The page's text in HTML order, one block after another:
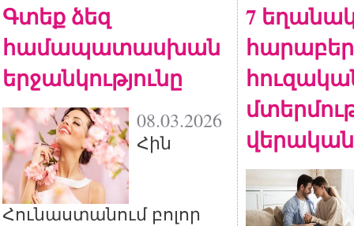
Գտեք ձեզ
համապատասխան
երջանկությունը
08.03.2026
Հին
Հունաստանում բոլոր
7